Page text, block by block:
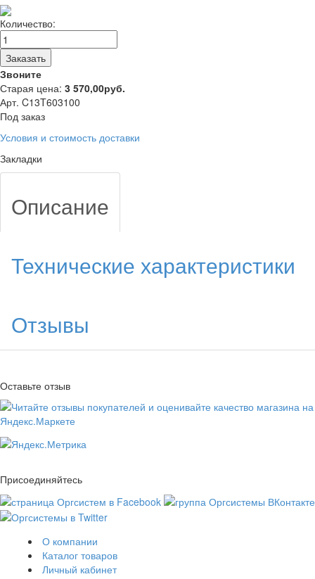
Количество:
Заказать
Звоните
Старая цена: 3 570,00руб.
Арт. C13T603100
Под заказ
Условия и стоимость доставки
Закладки
Описание
Технические характеристики
Отзывы
Оставьте отзыв
Присоединяйтесь
О компании
Каталог товаров
Личный кабинет